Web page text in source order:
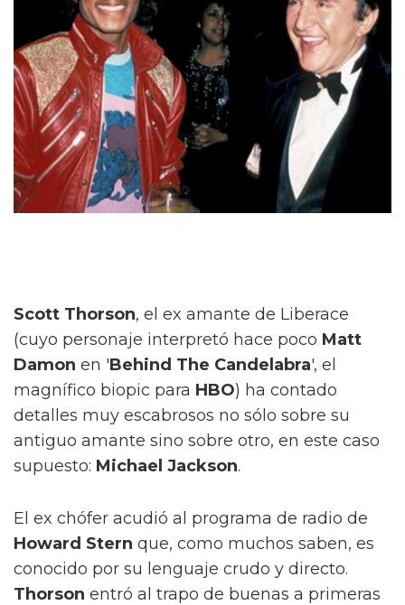
Scott Thorson, el ex amante de Liberace
(cuyo personaje interpretó hace poco Matt
Damon en 'Behind The Candelabra', el
magnífico biopic para HBO) ha contado
detalles muy escabrosos no sólo sobre su
antiguo amante sino sobre otro, en este caso
supuesto: Michael Jackson.
El ex chófer acudió al programa de radio de
Howard Stern que, como muchos saben, es
conocido por su lenguaje crudo y directo.
Thorson entró al trapo de buenas a primeras